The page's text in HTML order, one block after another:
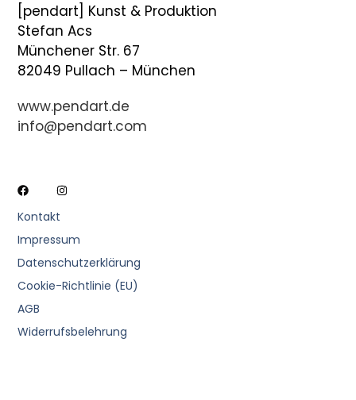
[pendart] Kunst & Produktion
Stefan Acs
Münchener Str. 67
82049 Pullach – München
www.pendart.de
info@pendart.com
Kontakt
Impressum
Datenschutzerklärung
Cookie-Richtlinie (EU)
AGB
Widerrufsbelehrung